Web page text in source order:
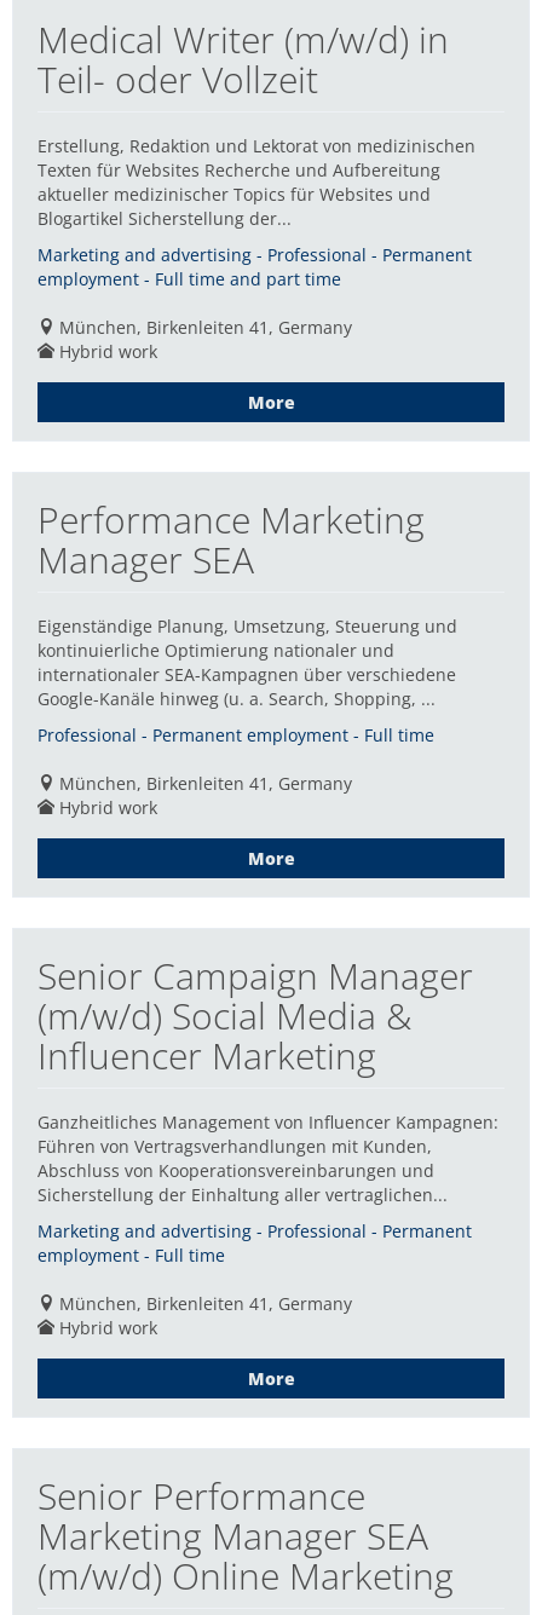
Medical Writer (m/w/d) in
Teil- oder Vollzeit
Erstellung, Redaktion und Lektorat von medizinischen
Texten für Websites Recherche und Aufbereitung
aktueller medizinischer Topics für Websites und
Blogartikel Sicherstellung der...
Marketing and advertising - Professional - Permanent
employment - Full time and part time
München, Birkenleiten 41, Germany
Hybrid work
More
Performance Marketing
Manager SEA
Eigenständige Planung, Umsetzung, Steuerung und
kontinuierliche Optimierung nationaler und
internationaler SEA-Kampagnen über verschiedene
Google-Kanäle hinweg (u. a. Search, Shopping, ...
Professional - Permanent employment - Full time
München, Birkenleiten 41, Germany
Hybrid work
More
Senior Campaign Manager
(m/w/d) Social Media &
Influencer Marketing
Ganzheitliches Management von Influencer Kampagnen:
Führen von Vertragsverhandlungen mit Kunden,
Abschluss von Kooperationsvereinbarungen und
Sicherstellung der Einhaltung aller vertraglichen...
Marketing and advertising - Professional - Permanent
employment - Full time
München, Birkenleiten 41, Germany
Hybrid work
More
Senior Performance
Marketing Manager SEA
(m/w/d) Online Marketing